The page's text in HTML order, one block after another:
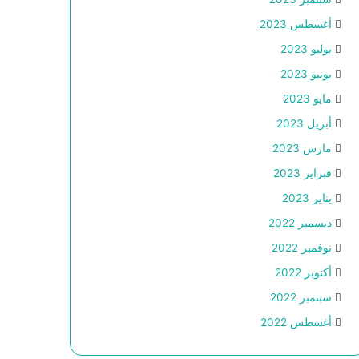
أغسطس 2023
يوليو 2023
يونيو 2023
مايو 2023
أبريل 2023
مارس 2023
فبراير 2023
يناير 2023
ديسمبر 2022
نوفمبر 2022
أكتوبر 2022
سبتمبر 2022
أغسطس 2022